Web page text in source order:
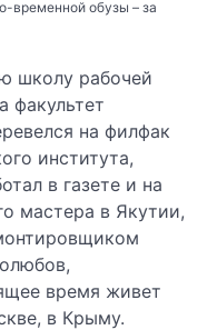
временной обузы – за
школу рабочей
факультет
на филфак
института,
в газете и на
мастера в Якутии,
время живет
в Крыму.